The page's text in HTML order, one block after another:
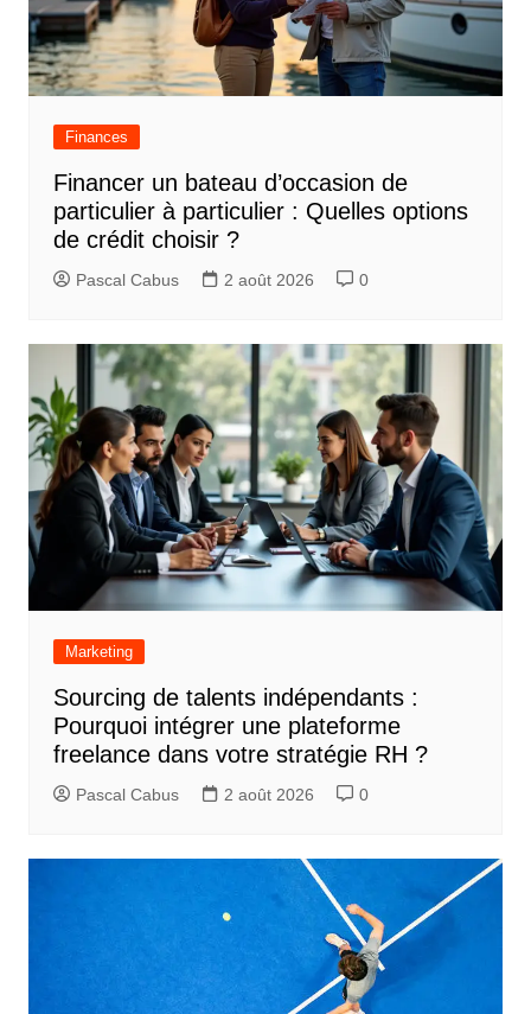
Finances
Financer un bateau d’occasion de
particulier à particulier : Quelles options
de crédit choisir ?
Pascal Cabus 2 août 2026 0
Marketing
Sourcing de talents indépendants :
Pourquoi intégrer une plateforme
freelance dans votre stratégie RH ?
Pascal Cabus 2 août 2026 0